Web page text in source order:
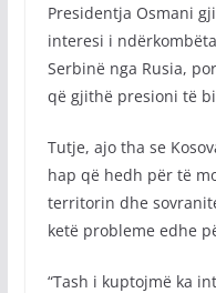
Presidentja Osmani
interesi i
Serbinë nga Rusia,
që gjithë presioni të
Tutje, ajo tha se
hap që hedh për të
territorin dhe
ketë probleme edhe
“Tash i kuptojmë ka